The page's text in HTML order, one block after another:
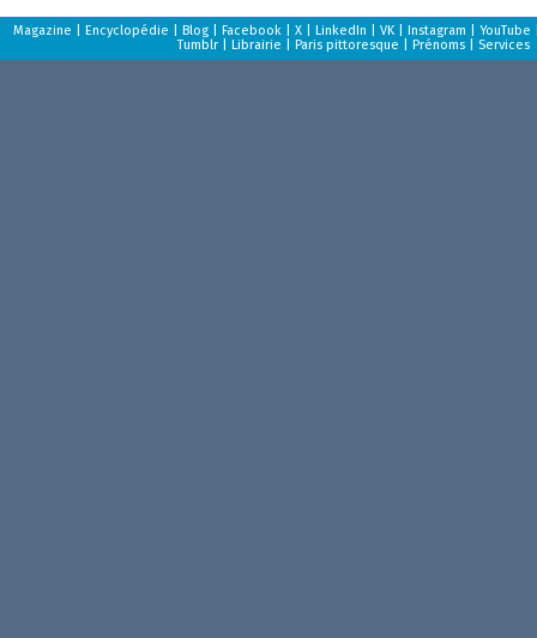
Magazine Encyclopédie Blog Facebook X LinkedIn VK Instagram YouTube
Tumblr
Librairie Paris pittoresque Prénoms Services